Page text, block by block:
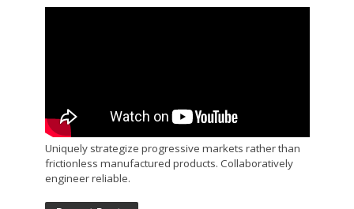
Uniquely strategize progressive markets rather than
frictionless manufactured products. Collaboratively
engineer reliable.